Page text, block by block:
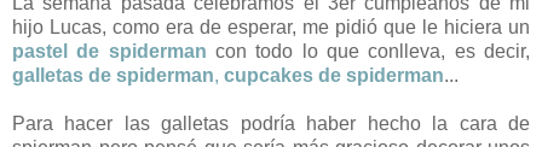
hijo Lucas, como era de esperar, me pidió que le hiciera un
pastel de spiderman con todo lo que conlleva, es decir,
galletas de spiderman, cupcakes de spiderman...
Para hacer las galletas podría haber hecho la cara de